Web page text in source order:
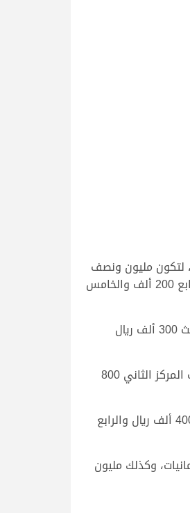
لتكون مليون ونصف
المليون ريال لصاحب المركز الأول في كافة أشواط رموز البكار، كما سيحصل الوصيف على جائزة مالية 800 ألف ريال والثالث على 400 ألف والرابع 200 ألف والخامس
وفي رموز القعدان سيحصل الفائز بالرمز على مليون ريال في كل الأشواط الرئيسية، كما سيحصل صاحب المركز الثاني على 600 ألف ريال والثالث 300 ألف ريال
أما أشواط الرموز الكبرى المخصصة لليوم الختامي الخاصة بسن الحيل والزمول، فقد تم رفع جائزة شوط الحيل عمانيات إلى مليوني ريال وصاحب المركز الثاني 800
ويحصل الفائز بشوط الحيل إنتاج على مليون ونصف المليون ريال مع الشلفة الفضية، فيما ستكون جائزة المركز الثاني 800 ألف ريال والثالث 400 ألف ريال والرابع
وكذلك مليون